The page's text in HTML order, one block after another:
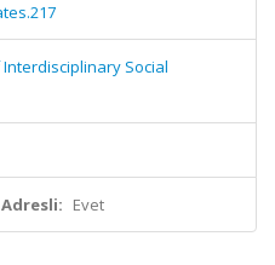
Social
Evet